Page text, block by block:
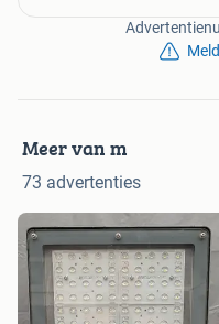
Meer van m
73 advertenties